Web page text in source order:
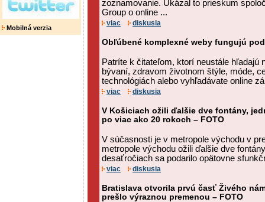
Mobilná verzia
zoznamovanie. Ukázal to prieskum
Group o online ...
viac diskusia
Obľúbené komplexné weby fungujú
Patríte k čitateľom, ktorí neustále hľadajú
bývaní, zdravom životnom štýle, móde,
technológiách alebo vyhľadávate online
viac diskusia
V Košiciach ožili ďalšie dve fontány,
po viac ako 20 rokoch – FOTO
V súčasnosti je v metropole východu v
metropole východu ožili ďalšie dve
desaťročiach sa podarilo opätovne
viac diskusia
Bratislava otvorila prvú časť Živého
prešlo výraznou premenou – FOTO